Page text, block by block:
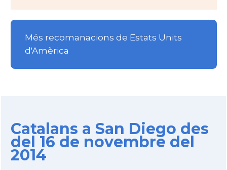
Més recomanacions de Estats Units
d'Amèrica
Catalans a San Diego des
del 16 de novembre del
2014